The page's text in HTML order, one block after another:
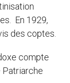
En 1929,
des coptes.
compte
Patriarche